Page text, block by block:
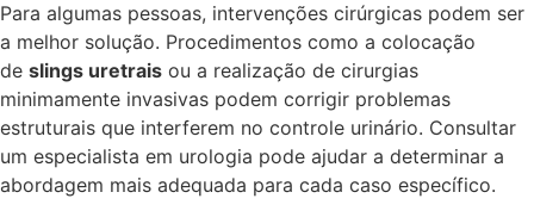
Para algumas pessoas, intervenções cirúrgicas podem ser
a melhor solução. Procedimentos como a colocação
de slings uretrais ou a realização de cirurgias
minimamente invasivas podem corrigir problemas
estruturais que interferem no controle urinário. Consultar
um especialista em urologia pode ajudar a determinar a
abordagem mais adequada para cada caso específico.